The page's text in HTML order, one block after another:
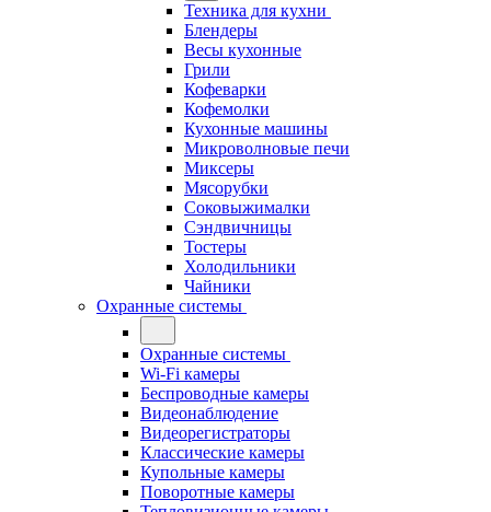
Техника для кухни
Блендеры
Весы кухонные
Грили
Кофеварки
Кофемолки
Кухонные машины
Микроволновые печи
Миксеры
Мясорубки
Соковыжималки
Сэндвичницы
Тостеры
Холодильники
Чайники
Охранные системы
Охранные системы
Wi-Fi камеры
Беспроводные камеры
Видеонаблюдение
Видеорегистраторы
Классические камеры
Купольные камеры
Поворотные камеры